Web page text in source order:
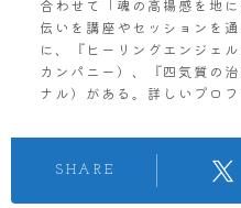
合わせて「魂の高揚感を地
伝いを講座やセッションを
に、『ヒーリングエンジェ
カンパニー）、『四気質の
ナル）がある。詳しいプロ
SHARE